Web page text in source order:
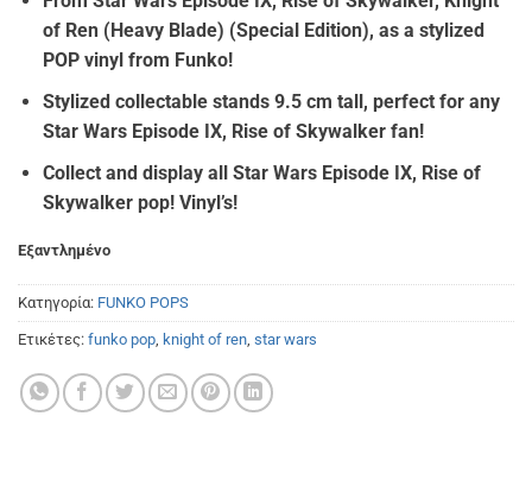
was:
€19.90.
τιμή
είναι:
€17.00.
of Ren (Heavy Blade) (Special Edition), as a stylized
POP vinyl from Funko!
Stylized collectable stands 9.5 cm tall, perfect for any
Star Wars Episode IX, Rise of Skywalker fan!
Collect and display all Star Wars Episode IX, Rise of
Skywalker pop! Vinyl’s!
Εξαντλημένο
Κατηγορία: FUNKO POPS
Ετικέτες: funko pop, knight of ren, star wars